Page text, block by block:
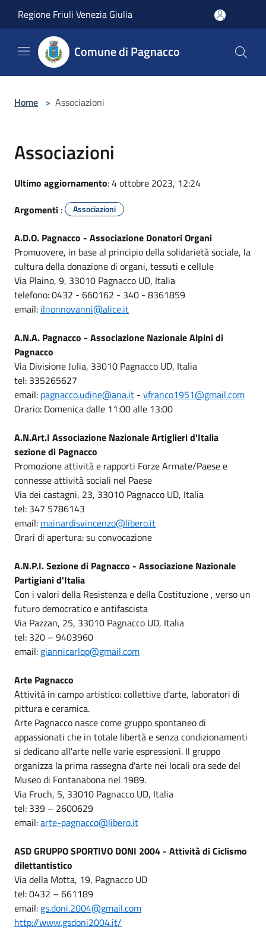
Regione Friuli Venezia Giulia
Comune di Pagnacco
Home > Associazioni
Associazioni
Ultimo aggiornamento: 4 ottobre 2023, 12:24
Argomenti : Associazioni
A.D.O. Pagnacco - Associazione Donatori Organi
Promuovere, in base al principio della solidarietà sociale, la
cultura della donazione di organi, tessuti e cellule
Via Plaino, 9, 33010 Pagnacco UD, Italia
telefono: 0432 - 660162 - 340 - 8361859
email: ilnonnovanni@alice.it
A.N.A. Pagnacco - Associazione Nazionale Alpini di
Pagnacco
Via Divisione Julia, 33010 Pagnacco UD, Italia
tel: 335265627
email: pagnacco.udine@ana.it - vfranco1951@gmail.com
Orario: Domenica dalle 11:00 alle 13:00
A.N.Art.I Associazione Nazionale Artiglieri d'Italia
sezione di Pagnacco
Promozione attività e rapporti Forze Armate/Paese e
connesse attività sociali nel Paese
Via dei castagni, 23, 33010 Pagnacco UD, Italia
tel: 347 5786143
email: mainardisvincenzo@libero.it
Orari di apertura: su convocazione
A.N.P.I. Sezione di Pagnacco - Associazione Nazionale
Partigiani d'Italia
Con i valori della Resistenza e della Costituzione , verso un
futuro democratico e antifascista
Via Pazzan, 25, 33010 Pagnacco UD, Italia
tel: 320 – 9403960
email: giannicarlop@gmail.com
Arte Pagnacco
Attività in campo artistico: collettive d'arte, laboratori di
pittura e ceramica.
Arte Pagnacco nasce come gruppo spontaneo di
appassionati che in totale libertà e senza condizionamenti
si dedicano all'arte nelle varie espressioni. Il gruppo
organizza la prima rassegna d'arte nei locali ora sede del
Museo di Fontanabona nel 1989.
Via Fruch, 5, 33010 Pagnacco UD, Italia
tel: 339 – 2600629
email:arte-pagnacco@libero.it
ASD GRUPPO SPORTIVO DONI 2004 - Attività di Ciclismo
dilettantistico
Via della Motta, 19, Pagnacco UD
tel: 0432 – 661189
email: gs.doni.2004@gmail.com
http://www.gsdoni2004.it/